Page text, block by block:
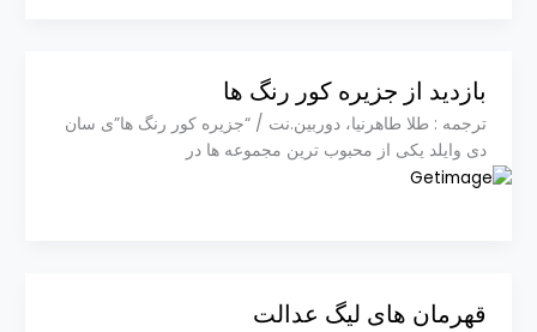
بازدید از جزیره کور رنگ ها
ترجمه : طلا طاهرنیا، دوربین.نت / “جزیره کور رنگ ها”ی سان
دی وایلد یکی از محبوب ترین مجموعه ها در
قهرمان های لیگ عدالت